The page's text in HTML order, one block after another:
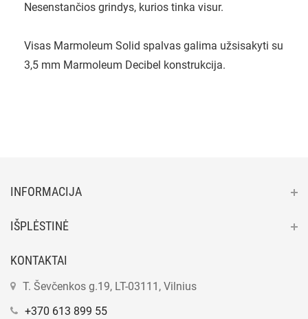
Nesenstančios grindys, kurios tinka visur.
Visas Marmoleum Solid spalvas galima užsisakyti su
3,5 mm Marmoleum Decibel konstrukcija.
INFORMACIJA
IŠPLĖSTINĖ
KONTAKTAI
T. Ševčenkos g.19, LT-03111, Vilnius
+370 613 899 55